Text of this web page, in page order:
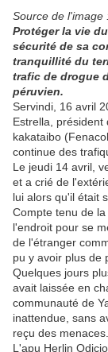
Source de l'image
Protéger la vie
sécurité de sa
tranquillité du
trafic de drogue
péruvien.
Servindi, 16 avril
Estrella,
kakataibo
continue des
Le jeudi 14 avril,
et a crié de
lui alors qu'il était
Compte tenu de
l'endroit pour se
de l'étranger
pu y avoir plus de
Quelques jours
avait laissée en
communauté de
inattendue, sans
reçu des menaces.
L'apu Herlin